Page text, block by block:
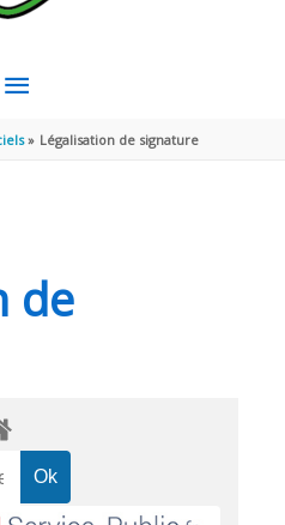
MENU
PRINCIPAL
Légalisation de signature
de